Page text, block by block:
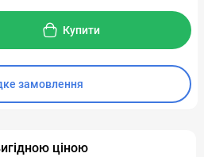
Купити
замовлення
ціною